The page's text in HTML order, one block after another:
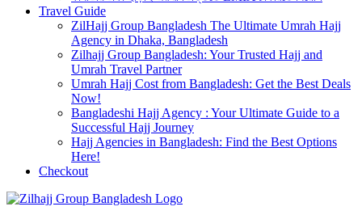
Travel Guide
ZilHajj Group Bangladesh The Ultimate Umrah Hajj
Agency in Dhaka, Bangladesh
Zilhajj Group Bangladesh: Your Trusted Hajj and
Umrah Travel Partner
Umrah Hajj Cost from Bangladesh: Get the Best Deals
Now!
Bangladeshi Hajj Agency : Your Ultimate Guide to a
Successful Hajj Journey
Hajj Agencies in Bangladesh: Find the Best Options
Here!
Checkout